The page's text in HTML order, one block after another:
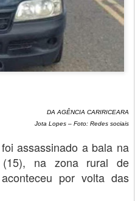
DA AGÊNCIA CARIRICEARA
Jota Lopes – Foto: Redes sociais
assassinado a bala na
(15), na zona rural de
por volta das